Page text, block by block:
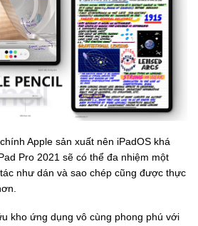
Apple sản xuất nên iPadOS khá
Pro 2021 sẽ có thể đa nhiệm một
như dán và sao chép cũng được thực
kho ứng dụng vô cùng phong phú với